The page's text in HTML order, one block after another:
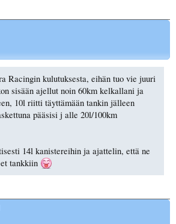
Racingin kulutuksesta, eihän tuo vie juuri
sisään ajellut noin 60km kelkallani ja
10l riitti täyttämään tankin jälleen
pääsisi j alle 20l/100km
14l kanistereihin ja ajattelin, että ne
tankkiin